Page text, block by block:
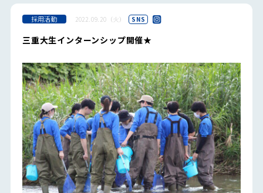
採用活動 2022.09.20（火） SNS
三重大生インターンシップ開催★